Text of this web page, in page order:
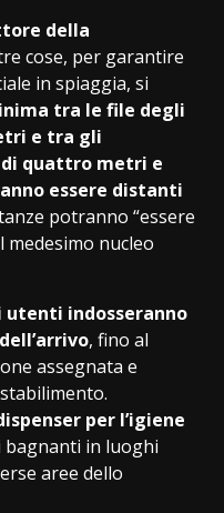
della
cose, per garantire
in spiaggia, si
tra le file degli
e tra gli
quattro metri e
essere distanti
potranno “essere
nucleo
utenti indosseranno
, fino al
assegnata e
per l’igiene
bagnanti in luoghi
aree dello